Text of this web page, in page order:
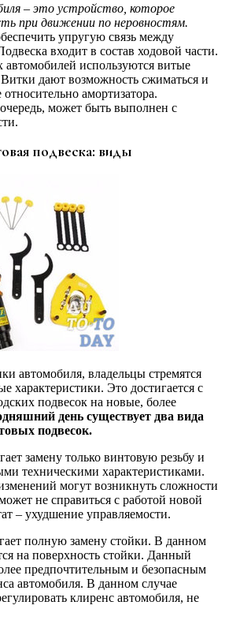
– это устройство, которое
при движении по неровностям.
упругую связь между
входит в состав ходовой части.
автомобилей используются витые
дают возможность сжиматься и
амортизатора.
может быть выполнен с
подвеска: виды
автомобиля, владельцы стремятся
характеристики. Это достигается с
подвесок на новые, более
день существует два вида
подвесок.
замену только винтовую резьбу и
техническими характеристиками.
могут возникнуть сложности
не справиться с работой новой
– ухудшение управляемости.
полную замену стойки. В данном
на поверхность стойки. Данный
предпочтительным и безопасным
автомобиля. В данном случае
клиренс автомобиля, не